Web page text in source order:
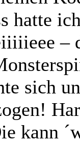
hatte
–
sich
kann